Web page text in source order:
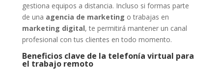
gestiona equipos a distancia. Incluso si formas parte
de una agencia de marketing o trabajas en
marketing digital, te permitirá mantener un canal
profesional con tus clientes en todo momento.
Beneficios clave de la telefonía virtual para
el trabajo remoto